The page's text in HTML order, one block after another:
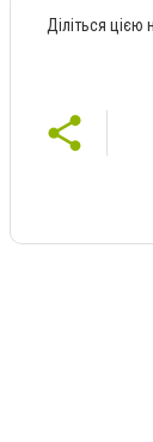
Діліться цією